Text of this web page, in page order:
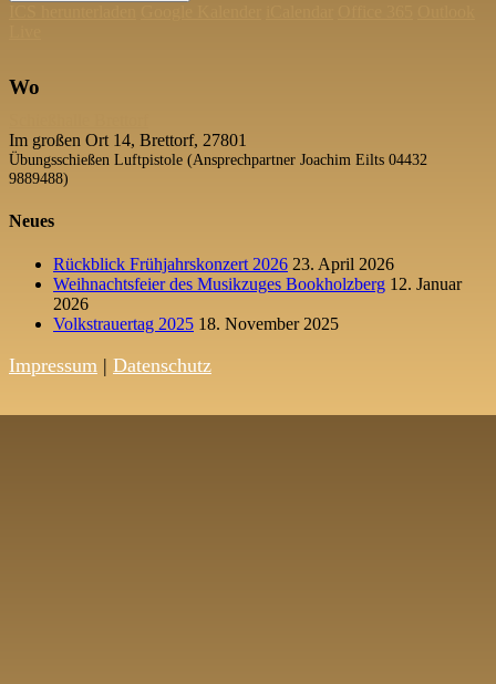
Wo
Im großen Ort 14, Brettorf, 27801
Übungsschießen Luftpistole (Ansprechpartner Joachim Eilts 04432
9889488)
Neues
Rückblick Frühjahrskonzert 2026 23. April 2026
Weihnachtsfeier des Musikzuges Bookholzberg 12. Januar
2026
Volkstrauertag 2025 18. November 2025
Impressum | Datenschutz